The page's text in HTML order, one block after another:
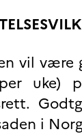
vil være
uke)
i